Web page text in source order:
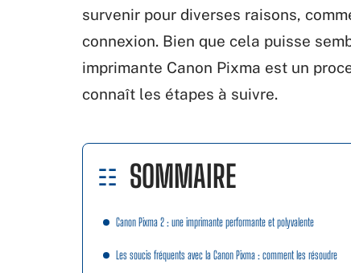
survenir pour diverses raisons,
connexion. Bien que cela puisse
imprimante Canon Pixma est un
connaît les étapes à suivre.
SOMMAIRE
Canon Pixma 2 : une imprimante performante et polyvalente
Les soucis fréquents avec la Canon Pixma : comment les résoudre